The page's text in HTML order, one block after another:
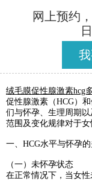
网上预约
绒毛膜促性腺激素hcg
促性腺激素（HCG）
们与怀孕、生理周期
范围及变化规律对于女
一、HCG水平与怀孕
（一）未怀孕状态
在正常情况下，当女性